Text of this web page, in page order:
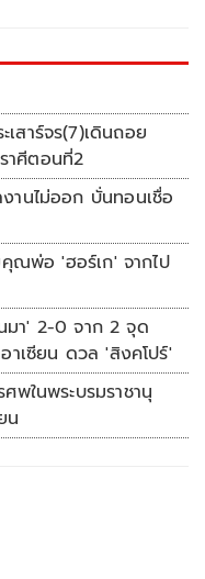
สาร์จร(7)เดินถอย
าศีตอนที่2
นไม่ออก บั่นทอนเชื่อ
ณพ่อ 'ฮอร์เก' จากไป
มา' 2-0 จาก 2 จุด
าเซียน ดวล 'สิงคโปร์'
พในพระบรมราชานุ
น